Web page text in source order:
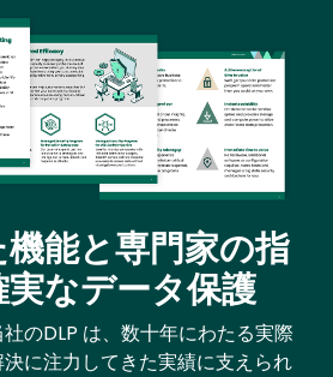
能と専門家の指
なデータ保護
のDLP は、数十年にわたる実際
に注力してきた実績に支えられ